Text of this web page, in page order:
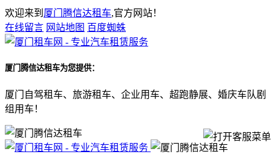
欢迎来到 厦门腾信达租车,官方网站！
在线留言 网站地图 百度蜘蛛
厦门腾信达租车为您提供：
厦门自驾租车、旅游租车、企业用车、超跑静展、婚庆车队剧
组用车！